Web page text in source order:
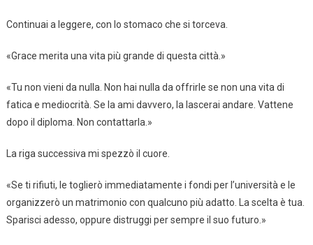
Continuai a leggere, con lo stomaco che si torceva.
«Grace merita una vita più grande di questa città.»
«Tu non vieni da nulla. Non hai nulla da offrirle se non una vita di
fatica e mediocrità. Se la ami davvero, la lascerai andare. Vattene
dopo il diploma. Non contattarla.»
La riga successiva mi spezzò il cuore.
«Se ti rifiuti, le toglierò immediatamente i fondi per l’università e le
organizzerò un matrimonio con qualcuno più adatto. La scelta è tua.
Sparisci adesso, oppure distruggi per sempre il suo futuro.»